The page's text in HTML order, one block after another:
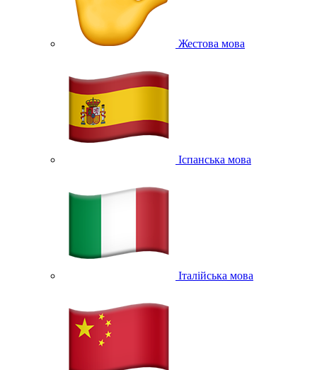
Жестова мова
Іспанська мова
Італійська мова